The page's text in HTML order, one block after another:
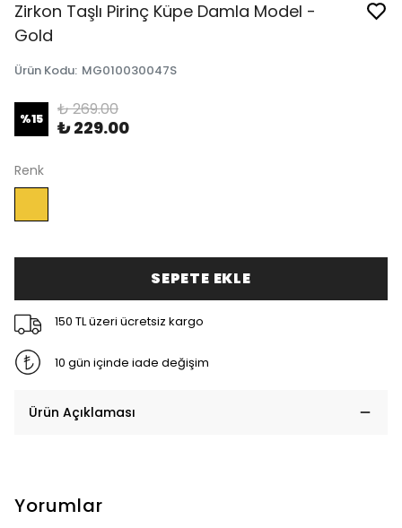
Zirkon Taşlı Pirinç Küpe Damla Model -
Gold
Ürün Kodu: MG010030047S
%15 ₺ 269.00
₺ 229.00
Renk
SEPETE EKLE
150 TL üzeri ücretsiz kargo
10 gün içinde iade değişim
Ürün Açıklaması
Yorumlar